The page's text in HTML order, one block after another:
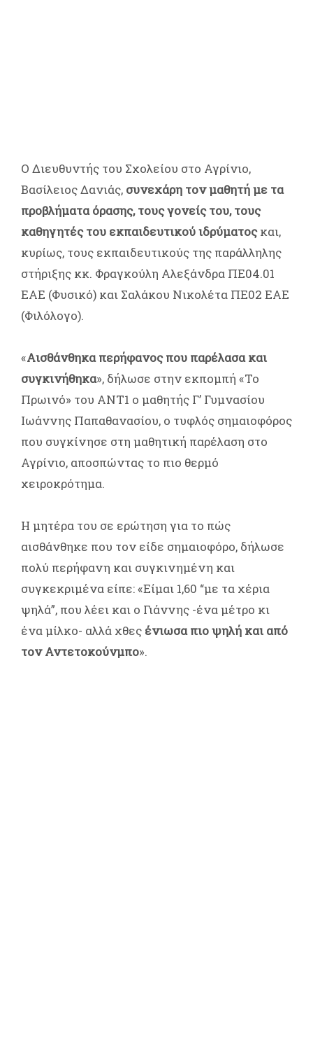
Ο Διευθυντής του Σχολείου στο Αγρίνιο,
Βασίλειος Δανιάς, συνεχάρη τον μαθητή με τα
προβλήματα όρασης, τους γονείς του, τους
καθηγητές του εκπαιδευτικού ιδρύματοςκαι,
κυρίως, τους εκπαιδευτικούς της παράλληλης
στήριξης κκ. Φραγκούλη Αλεξάνδρα ΠΕ04.01
ΕΑΕ (Φυσικό) και Σαλάκου Νικολέτα ΠΕ02 ΕΑΕ
(Φιλόλογο).
«Αισθάνθηκα περήφανος που παρέλασα και
συγκινήθηκα», δήλωσε στην εκπομπή «Το
Πρωινό» του ΑΝΤ1 ο μαθητής Γ’ Γυμνασίου
Ιωάννης Παπαθανασίου, ο τυφλός σημαιοφόρος
που συγκίνησε στη μαθητική παρέλαση στο
Αγρίνιο, αποσπώντας το πιο θερμό
χειροκρότημα.
Η μητέρα του σε ερώτηση για το πώς
αισθάνθηκε που τον είδε σημαιοφόρο, δήλωσε
πολύ περήφανη και συγκινημένη και
συγκεκριμένα είπε: «Είμαι 1,60 “με τα χέρια
ψηλά”, που λέει και ο Γιάννης -ένα μέτρο κι
ένα μίλκο- αλλά χθες ένιωσα πιο ψηλή και από
τον Αντετοκούνμπο».